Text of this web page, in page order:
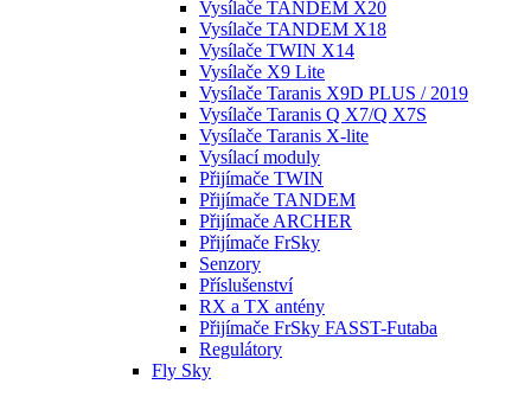
Vysílače TANDEM X20
Vysílače TANDEM X18
Vysílače TWIN X14
Vysílače X9 Lite
Vysílače Taranis X9D PLUS / 2019
Vysílače Taranis Q X7/Q X7S
Vysílače Taranis X-lite
Vysílací moduly
Přijímače TWIN
Přijímače TANDEM
Přijímače ARCHER
Přijímače FrSky
Senzory
Příslušenství
RX a TX antény
Přijímače FrSky FASST-Futaba
Regulátory
Fly Sky